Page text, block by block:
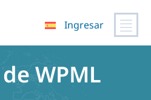
Ingresar
WPML